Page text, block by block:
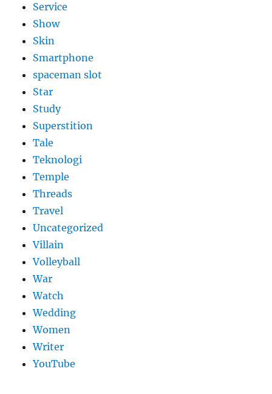
Service
Show
Skin
Smartphone
spaceman slot
Star
Study
Superstition
Tale
Teknologi
Temple
Threads
Travel
Uncategorized
Villain
Volleyball
War
Watch
Wedding
Women
Writer
YouTube